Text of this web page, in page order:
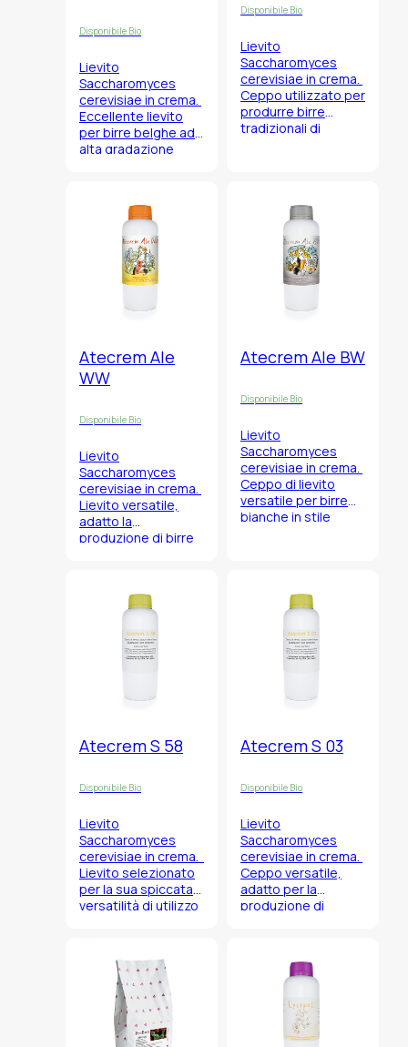
Disponibile Bio
Lievito
Saccharomyces
cerevisiae in crema.
Eccellente lievito
per birre belghe ad
alta gradazione
che permette di
utilizzare mosti
ricchi in malto.
Disponibile Bio
Lievito
Saccharomyces
cerevisiae in crema.
Ceppo utilizzato per
produrre birre
tradizionali di
temperature
estremamente
Atecrem Ale
WW
Disponibile Bio
Lievito
Saccharomyces
cerevisiae in crema.
Lievito versatile,
adatto la
produzione di birre
può essere
utilizzato anche per
birre a bassa
fermentazione per
l’ottenimento di birre
Atecrem Ale BW
Disponibile Bio
Lievito
Saccharomyces
cerevisiae in crema.
Ceppo di lievito
versatile per birre
bianche in stile
Atecrem S 58
Disponibile Bio
Lievito
Saccharomyces
cerevisiae in crema.
Lievito selezionato
per la sua spiccata
versatilità di utilizzo
stile belga e le birre
di frumento.
Atecrem S 03
Disponibile Bio
Lievito
Saccharomyces
cerevisiae in crema.
Ceppo versatile,
adatto per la
produzione di
come ad esempio:
Biere Blanche,
Belgian Ale, Imperial
stout, birre
Trappiste, ecc.